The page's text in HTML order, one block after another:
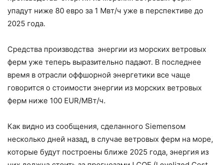
упадут ниже 80 евро за 1 Мвт/ч уже в перспективе до
2025 года.
Средства производства энергии из морских ветровых
ферм уже теперь выразительно падают. В последнее
время в отрасли оффшорной энергетики все чаще
говорится о стоимости энергии из морских ветровых
ферм ниже 100 EUR/МВт/ч.
Как видно из сообщения, сделанного Siemensом
несколько дней назад, в случае ветровых ферм на море,
которые будут построены ближе 2025 года, энергия из